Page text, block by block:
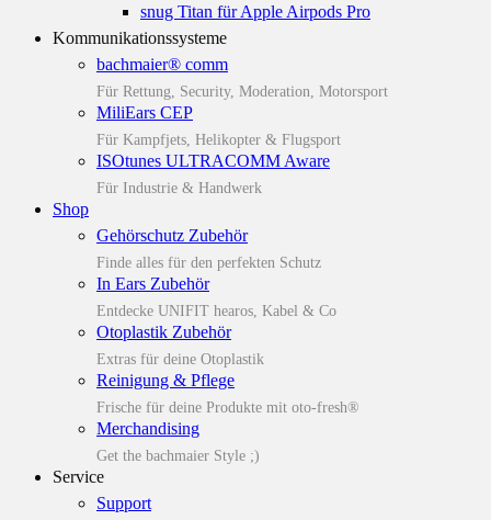
snug Titan für Apple Airpods Pro
Kommunikationssysteme
bachmaier® comm
Für Rettung, Security, Moderation, Motorsport
MiliEars CEP
Für Kampfjets, Helikopter & Flugsport
ISOtunes ULTRACOMM Aware
Für Industrie & Handwerk
Shop
Gehörschutz Zubehör
Finde alles für den perfekten Schutz
In Ears Zubehör
Entdecke UNIFIT hearos, Kabel & Co
Otoplastik Zubehör
Extras für deine Otoplastik
Reinigung & Pflege
Frische für deine Produkte mit oto-fresh®
Merchandising
Get the bachmaier Style ;)
Service
Support